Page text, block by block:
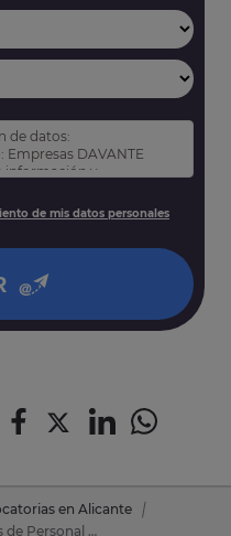
de datos:
DAVANTE
información y
y suprimir sus datos,
se explica en nuestra
de mis datos personales
en Alicante
Convocatoria de 11 plazas: Oposiciones de Personal de Oficios en Callosa D'en Sarrià (Alicante)